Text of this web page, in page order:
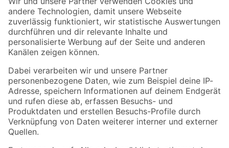
Zur Newsletter Anmeldung
Folge uns
Zahlungsarten Versandarten
Sicher einkaufen